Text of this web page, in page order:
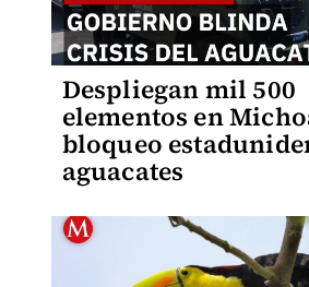
Despliegan mil 500
elementos en
bloqueo
aguacates